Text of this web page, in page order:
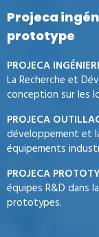
Projeca
prototype
PROJECA
La Recherche et
conception sur les
PROJECA
développement et
équipements
PROJECA
équipes R&D dans
prototypes.